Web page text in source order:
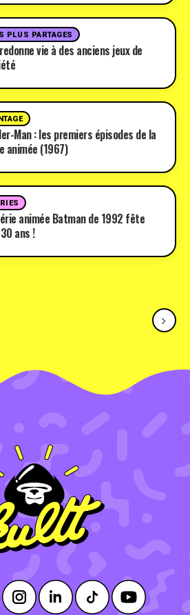
PLUS PARTAGES
vie à des anciens jeux de
Man : les premiers épisodes de la
animée (1967)
animée Batman de 1992 fête
ans !